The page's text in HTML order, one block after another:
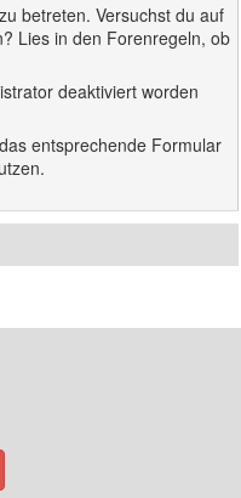
betreten. Versuchst du auf
Lies in den Forenregeln, ob
deaktiviert worden
entsprechende Formular